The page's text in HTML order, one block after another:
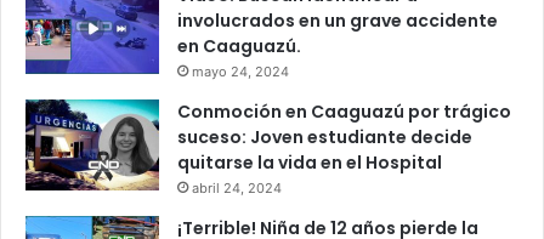
involucrados en un grave accidente
en Caaguazú.
mayo 24, 2024
Conmoción en Caaguazú por trágico
suceso: Joven estudiante decide
quitarse la vida en el Hospital
abril 24, 2024
¡Terrible! Niña de 12 años pierde la